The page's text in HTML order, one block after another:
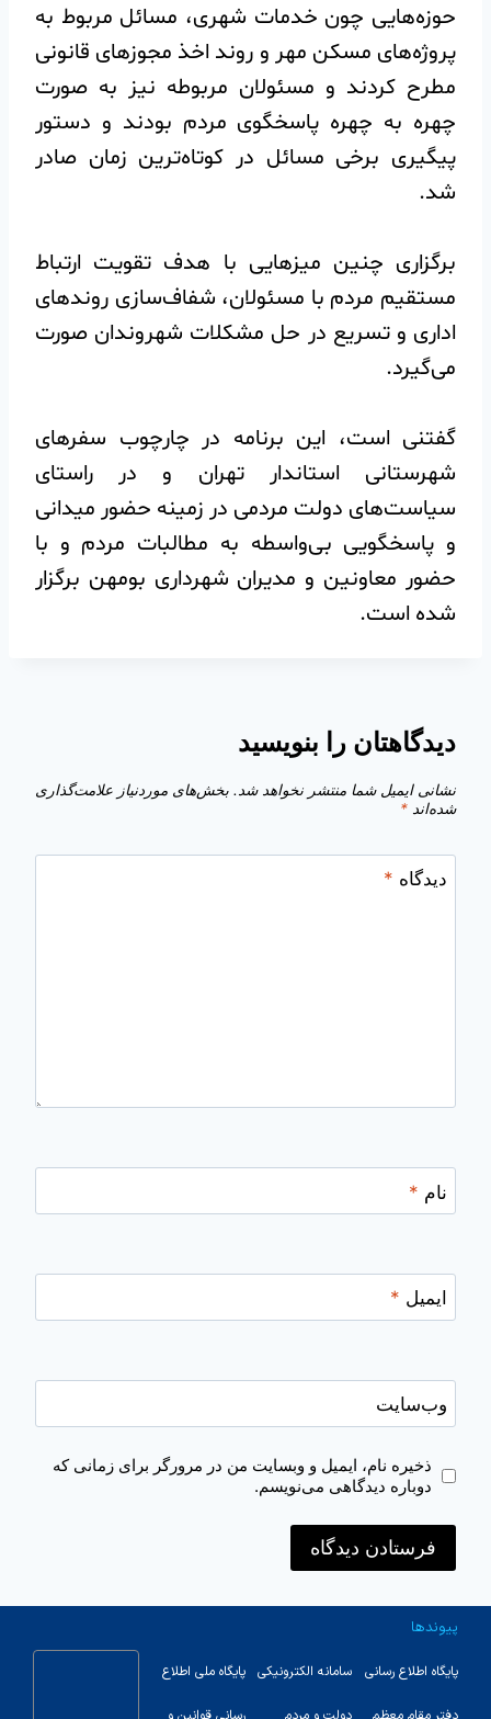
حوزه‌هایی چون خدمات شهری، مسائل مربوط به
پروژه‌های مسکن مهر و روند اخذ مجوزهای قانونی
مطرح کردند و مسئولان مربوطه نیز به صورت
چهره به چهره پاسخگوی مردم بودند و دستور
پیگیری برخی مسائل در کوتاه‌ترین زمان صادر
شد.
برگزاری چنین میزهایی با هدف تقویت ارتباط
مستقیم مردم با مسئولان، شفاف‌سازی روندهای
اداری و تسریع در حل مشکلات شهروندان صورت
می‌گیرد.
گفتنی است، این برنامه در چارچوب سفرهای
شهرستانی استاندار تهران و در راستای
سیاست‌های دولت مردمی در زمینه حضور میدانی
و پاسخگویی بی‌واسطه به مطالبات مردم و با
حضور معاونین و مدیران شهرداری بومهن برگزار
شده است.
دیدگاهتان را بنویسید
نشانی ایمیل شما منتشر نخواهد شد. بخش‌های موردنیاز علامت‌گذاری
شده‌اند *
دیدگاه *
نام *
ایمیل *
وب‌سایت
ذخیره نام، ایمیل و وبسایت من در مرورگر برای زمانی که
دوباره دیدگاهی می‌نویسم.
پیوندها
پایگاه اطلاع رسانی سامانه الکترونیکی پایگاه ملی اطلاع